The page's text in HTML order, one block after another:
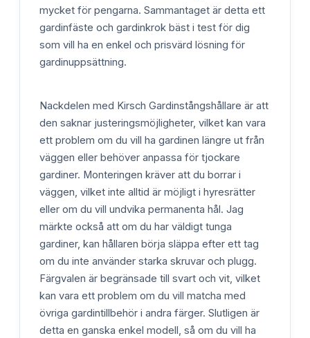
mycket för pengarna. Sammantaget är detta ett
gardinfäste och gardinkrok bäst i test för dig
som vill ha en enkel och prisvärd lösning för
gardinuppsättning.
Nackdelen med Kirsch Gardinstångshållare är att
den saknar justeringsmöjligheter, vilket kan vara
ett problem om du vill ha gardinen längre ut från
väggen eller behöver anpassa för tjockare
gardiner. Monteringen kräver att du borrar i
väggen, vilket inte alltid är möjligt i hyresrätter
eller om du vill undvika permanenta hål. Jag
märkte också att om du har väldigt tunga
gardiner, kan hållaren börja släppa efter ett tag
om du inte använder starka skruvar och plugg.
Färgvalen är begränsade till svart och vit, vilket
kan vara ett problem om du vill matcha med
övriga gardintillbehör i andra färger. Slutligen är
detta en ganska enkel modell, så om du vill ha